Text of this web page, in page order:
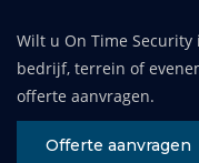
Wilt u On Time
bedrijf, terrein of
offerte aanvragen.
Offerte aanvragen